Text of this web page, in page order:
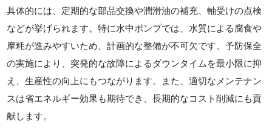
具体的には、定期的な部品交換や潤滑油の補充、軸受けの点検
などが挙げられます。特に水中ポンプでは、水質による腐食や
摩耗が進みやすいため、計画的な整備が不可欠です。予防保全
の実施により、突発的な故障によるダウンタイムを最小限に抑
え、生産性の向上にもつながります。また、適切なメンテナン
スは省エネルギー効果も期待でき、長期的なコスト削減にも貢
献します。